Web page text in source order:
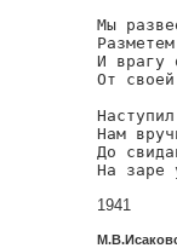
Мы
И врагу
От
Нам
До
На заре
1941